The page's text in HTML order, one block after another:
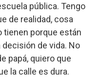
pública. Tengo
de realidad, cosa
tienen porque están
decisión de vida. No
papá, quiero que
la calle es dura.